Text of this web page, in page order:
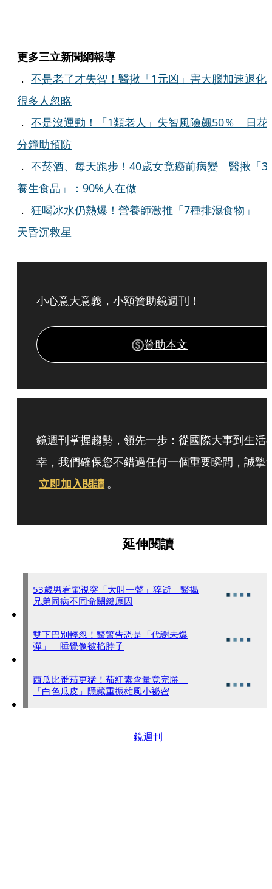
更多三立新聞網報導
． 不是老了才失智！醫揪「1元凶」害大腦加速退
很多人忽略
． 不是沒運動！「1類老人」失智風險飆50％ 日花
分鐘助預防
． 不菸酒、每天跑步！40歲女竟癌前病變 醫揪「3
養生食品」：90%人在做
． 狂喝冰水仍熱爆！營養師激推「7種排濕食物」
天昏沉救星
小心意大意義，小額贊助鏡週刊！
贊助本文
鏡週刊掌握趨勢，領先一步：從國際大事到生活
幸，我們確保您不錯過任何一個重要瞬間，誠摯
立即加入閱讀 。
延伸閱讀
53歲男看電視突「大叫一聲」猝逝 醫揭
兄弟同病不同命關鍵原因
雙下巴別輕忽！醫警告恐是「代謝未爆
彈」 睡覺像被掐脖子
西瓜比番茄更猛！茄紅素含量竟完勝
「白色瓜皮」隱藏重振雄風小祕密
鏡週刊